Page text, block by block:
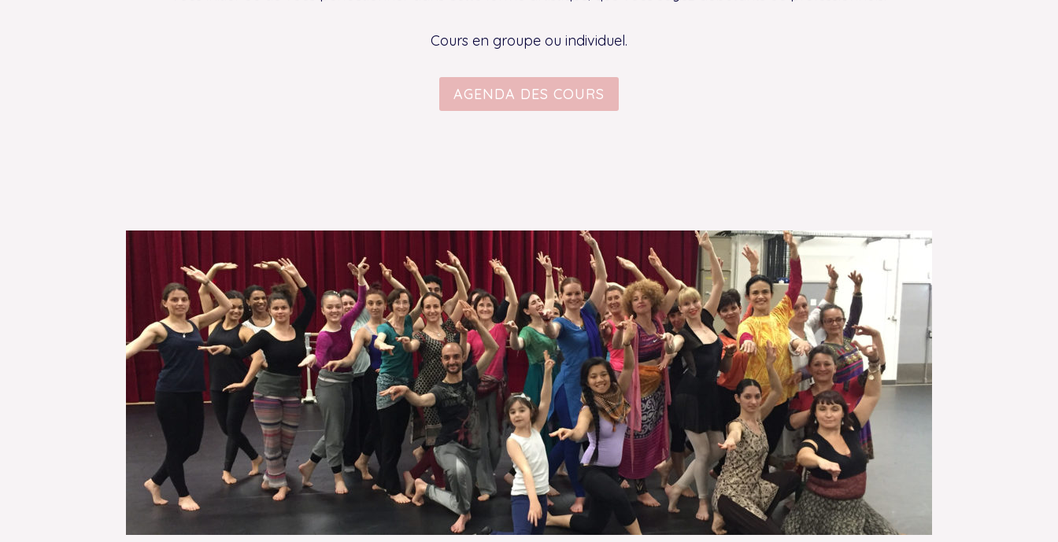
Cours en groupe ou individuel.
AGENDA DES COURS